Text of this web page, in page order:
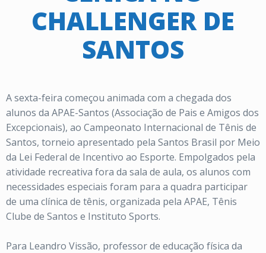
CHALLENGER DE
SANTOS
A sexta-feira começou animada com a chegada dos
alunos da APAE-Santos (Associação de Pais e Amigos dos
Excepcionais), ao Campeonato Internacional de Tênis de
Santos, torneio apresentado pela Santos Brasil por Meio
da Lei Federal de Incentivo ao Esporte. Empolgados pela
atividade recreativa fora da sala de aula, os alunos com
necessidades especiais foram para a quadra participar
de uma clínica de tênis, organizada pela APAE, Tênis
Clube de Santos e Instituto Sports.
Para Leandro Vissão, professor de educação física da